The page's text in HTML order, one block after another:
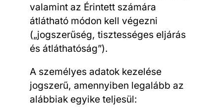
valamint az Érintett számára
átlátható módon kell végezni
(„jogszerűség, tisztességes eljárás
és átláthatóság”).
A személyes adatok kezelése
jogszerű, amennyiben legalább az
alábbiak egyike teljesül: